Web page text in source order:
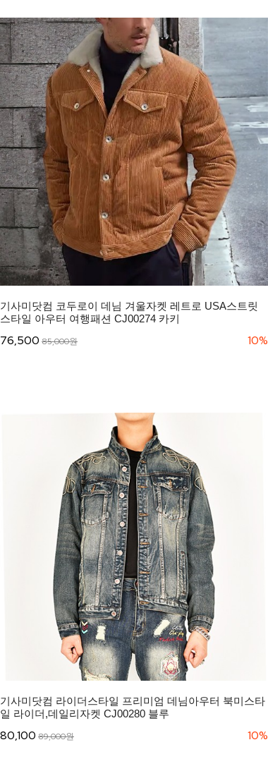
기사미닷컴 코두로이 데님 겨울자켓 레트로 USA스트릿
스타일 아우터 여행패션 CJ00274 카키
76,500 85,000원 10%
기사미닷컴 라이더스타일 프리미엄 데님아우터 북미스타
일 라이더,데일리자켓 CJ00280 블루
80,100 89,000원 10%